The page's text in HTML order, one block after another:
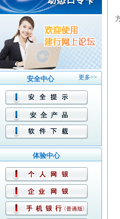
更多>>
安全中心
体验中心